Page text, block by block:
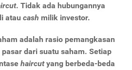
. Tidak ada hubungannya
atau cash milik investor.
adalah rasio pemangkasan
dari suatu saham. Setiap
haircutyang berbeda-beda